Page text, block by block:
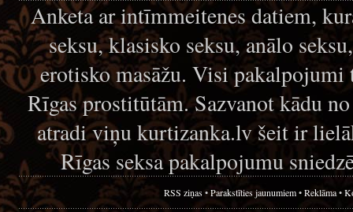
Anketa ar intīmmeitenes datiem,
seksu, klasisko seksu, anālo
erotisko masāžu. Visi
Rīgas prostitūtām. Sazvanot kādu
atradi viņu kurtizanka.lv šeit ir
Rīgas seksa pakalpojumu
RSS ziņas•Parakstīties jaunumiem•Reklāma•